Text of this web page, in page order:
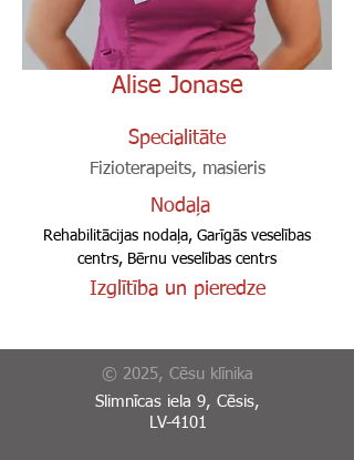
Alise Jonase
Specialitāte
Fizioterapeits, masieris
Nodaļa
Rehabilitācijas nodaļa, Garīgās veselības
centrs, Bērnu veselības centrs
Izglītība un pieredze
© 2025, Cēsu klīnika
Slimnīcas iela 9, Cēsis,
LV-4101